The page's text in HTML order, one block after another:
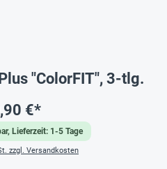
"ColorFIT", 3-tlg.
Lieferzeit: 1-5 Tage
€*
zzgl. Versandkosten